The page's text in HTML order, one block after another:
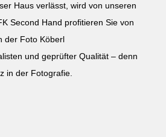
Haus verlässt, wird von unseren
Second Hand profitieren Sie von
der Foto Köberl
und geprüfter Qualität – denn
in der Fotografie.